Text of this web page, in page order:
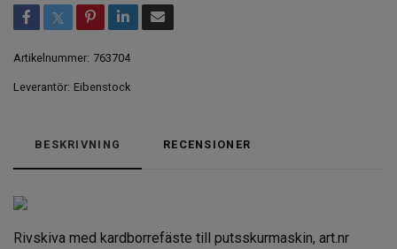
Artikelnummer: 763704
Leverantör: Eibenstock
BESKRIVNING RECENSIONER
Rivskiva med kardborrefäste till putsskurmaskin, art.nr